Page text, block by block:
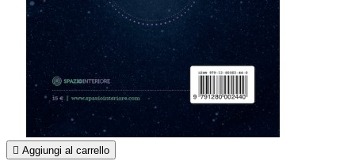
 Aggiungi al carrello